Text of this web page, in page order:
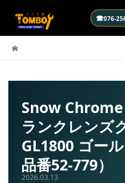
☎076-
Snow
ランクレンズ
GL1800 ゴー
品番52-779）
2026.03.13